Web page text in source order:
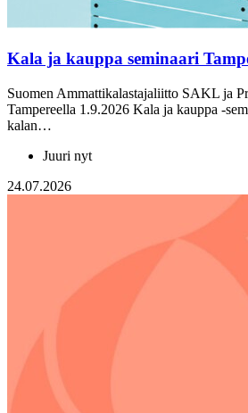
Kala ja kauppa seminaari
Suomen Ammattikalastajaliitto SAKL ja
Tampereella 1.9.2026 Kala ja kauppa -
kalan…
Juuri nyt
24.07.2026